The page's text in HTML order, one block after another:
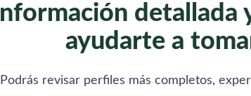
Información
ayudarte a
Podrás revisar perfiles más completos,